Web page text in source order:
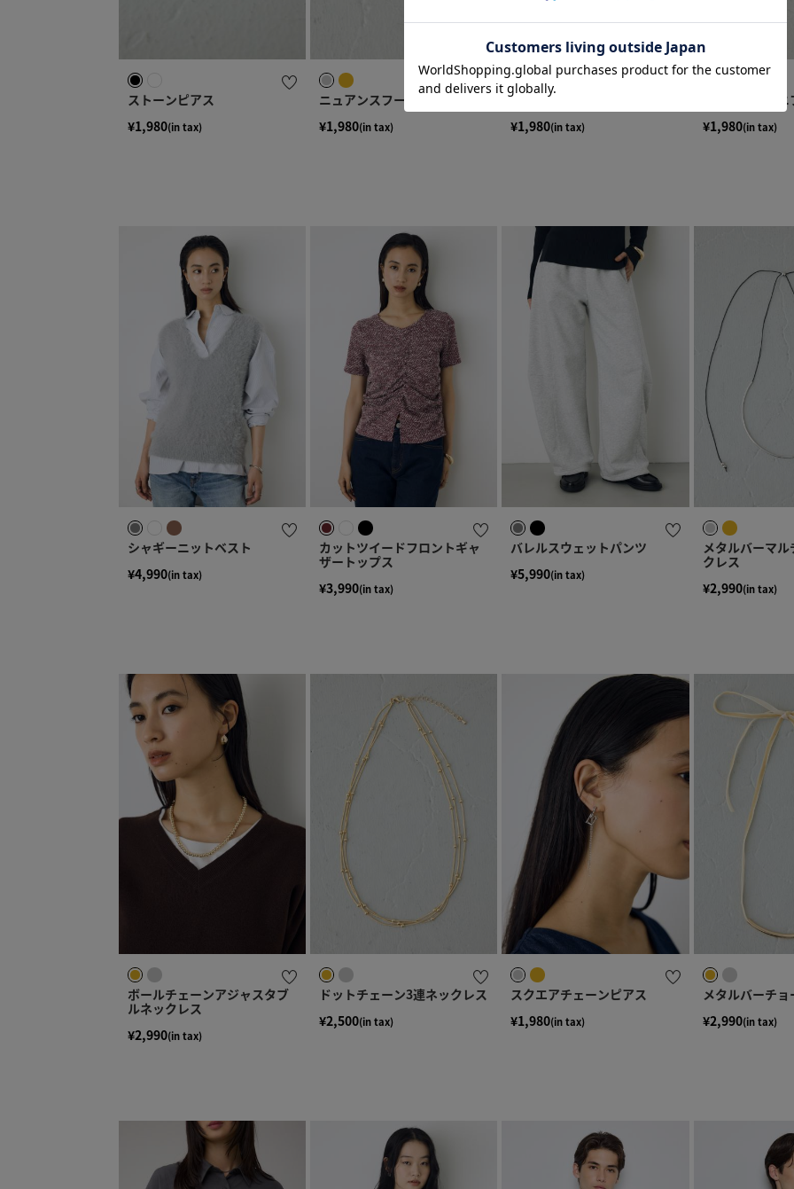
ストーンピアス
¥1,980(in tax)
ニュアンスフープピアス
¥1,980(in tax)
ドロップミニピアス
¥1,980(in tax)
ボリュームミ
¥1,980(in tax)
シャギーニットベスト
¥4,990(in tax)
カットツイードフロントギャ
ザートップス
¥3,990(in tax)
バレルスウェットパンツ
¥5,990(in tax)
メタルバーマ
クレス
¥2,990(in tax)
ボールチェーンアジャスタブ
ルネックレス
¥2,990(in tax)
ドットチェーン3連ネックレス
¥2,500(in tax)
スクエアチェーンピアス
¥1,980(in tax)
メタルバーチョ
¥2,990(in tax)